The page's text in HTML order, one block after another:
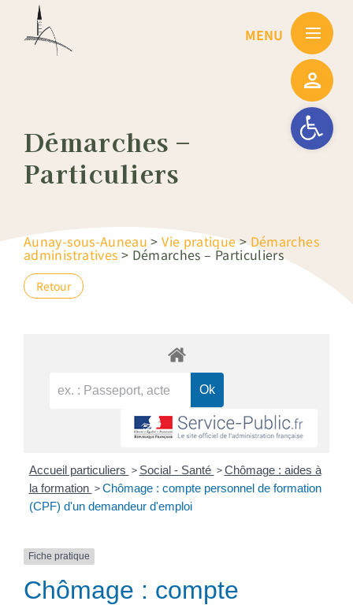
Ouvrir la
Démarches –
Particuliers
Aunay-sous-Auneau >Vie pratique>Démarches
administratives > Démarches – Particuliers
Retour
Accueil particuliers > Social - Santé > Chômage : aides à
la formation > Chômage : compte personnel de formation
(CPF) d'un demandeur d'emploi
Fiche pratique
Chômage : compte